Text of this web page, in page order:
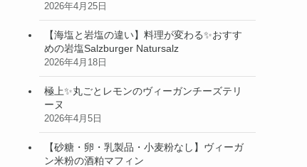
2026年4月25日
【海塩と岩塩の違い】料理が変わる✨おすす
めの岩塩Salzburger Natursalz
2026年4月18日
極上✨丸ごとレモンのヴィーガンチーズテリ
ーヌ
2026年4月5日
【砂糖・卵・乳製品・小麦粉なし】ヴィーガ
ン米粉の酒粕マフィン